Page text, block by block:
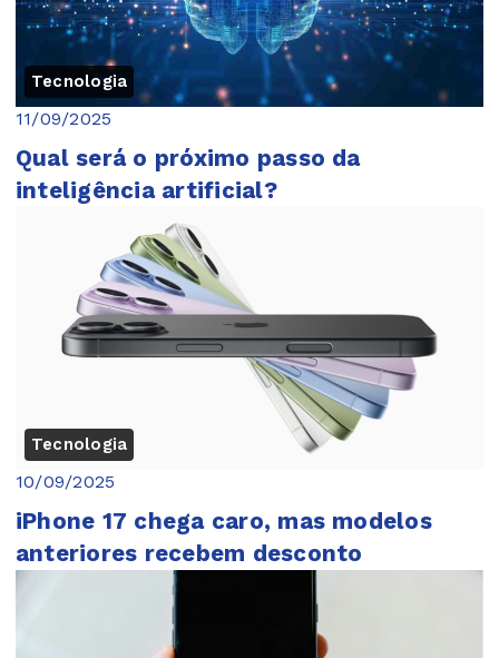
Tecnologia
11/09/2025
Qual será o próximo passo da
inteligência artificial?
Tecnologia
10/09/2025
iPhone 17 chega caro, mas modelos
anteriores recebem desconto